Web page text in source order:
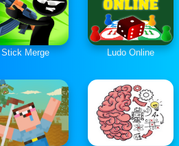
Stick Merge Ludo Online